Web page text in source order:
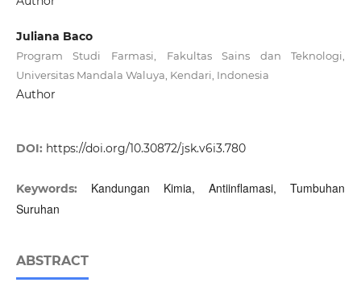
Juliana Baco
Program Studi Farmasi, Fakultas Sains dan Teknologi,
Universitas Mandala Waluya, Kendari, Indonesia
Author
DOI: https://doi.org/10.30872/jsk.v6i3.780
Keywords: Kandungan Kimia, Antiinflamasi, Tumbuhan
Suruhan
ABSTRACT